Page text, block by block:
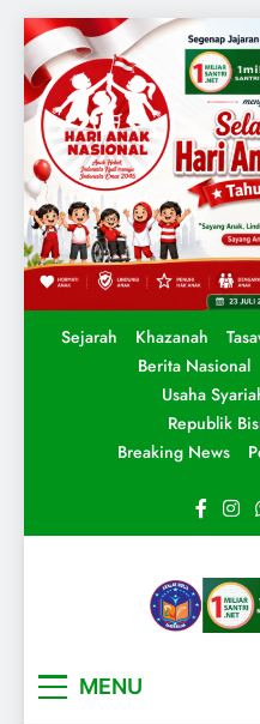
Sejarah Khazanah
Berita Nasional
Usaha
Republik
Breaking News
MENU